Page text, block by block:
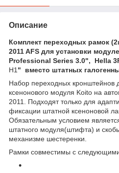
Описание
Комплект переходных рамок
2011 AFS для установки
Professional Series 3.0", Hella
H1 " вместо штатных
Набор переходных кронштейнов
ксенонового модуля Koito на
2011. Подходят только для
фиксации штатной ксеноновой
Обязательным условием
штатного модуля(штифта) и
механизме шестеренки.
Рамки совместимы с